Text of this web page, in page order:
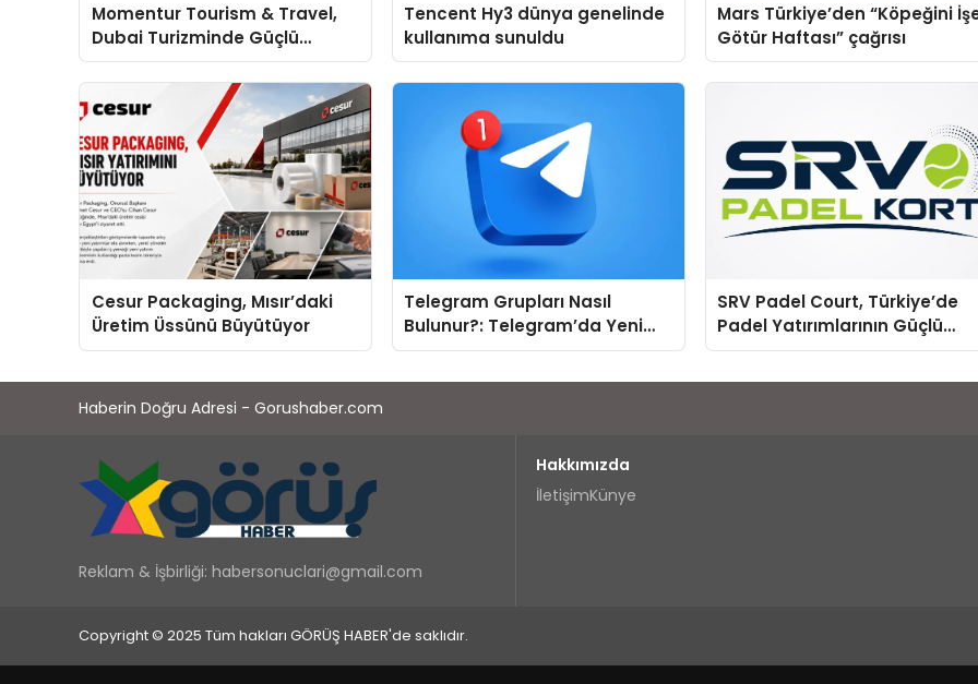
Momentur Tourism & Travel,
Dubai Turizminde Güçlü
Operasyon Ağıyla Fark
Yaratıyor
Tencent Hy3 dünya genelinde
kullanıma sunuldu
Mars Türkiye’den “Köpeğini
Götür Haftası” çağrısı
Cesur Packaging, Mısır’daki
Üretim Üssünü Büyütüyor
Telegram Grupları Nasıl
Bulunur?: Telegram’da Yeni
İnsanlarla Tanışmanın
SRV Padel Court, Türkiye’de
Padel Yatırımlarının Güçlü
Markası Olmayı Sürdürüyor
Haberin Doğru Adresi - Gorushaber.com
Reklam & İşbirliği: habersonuclari@gmail.com
Hakkımızda
İletişimKünye
Copyright © 2025 Tüm hakları GÖRÜŞ HABER'de saklıdır.